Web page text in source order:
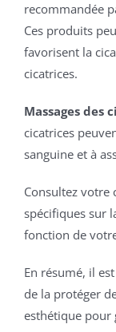
recommandée
Ces produits
favorisent la
cicatrices.
Massages des
cicatrices
sanguine et à
Consultez
spécifiques sur
fonction de
En résumé, il
de la protéger
esthétique pour